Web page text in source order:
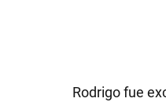
Rodrigo fue